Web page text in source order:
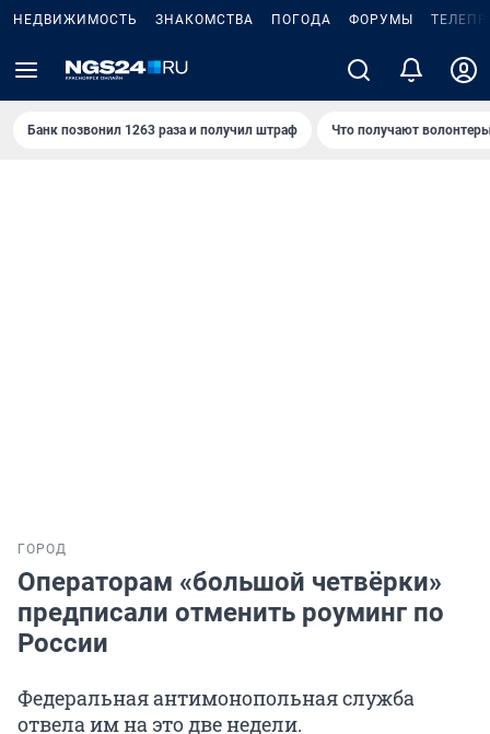
НЕДВИЖИМОСТЬ ЗНАКОМСТВА ПОГОДА ФОРУМЫ
Банк позвонил 1263 раза и получил штраф Что получают
ГОРОД
Операторам «большой четвёрки»
предписали отменить роуминг по
России
Федеральная антимонопольная служба
отвела им на это две недели.